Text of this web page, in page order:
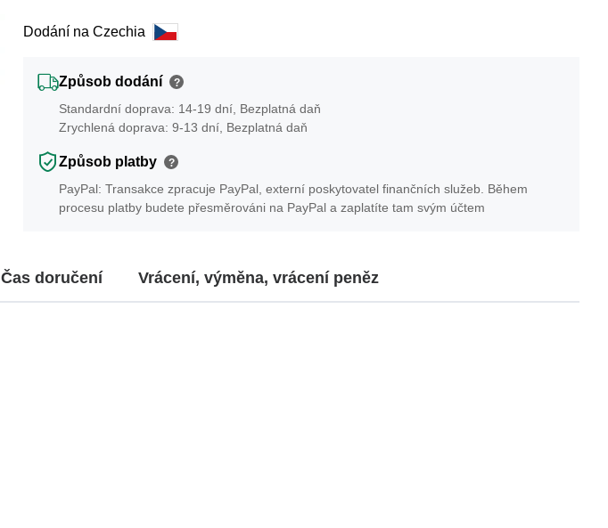
Dodání na Czechia
Způsob dodání ?
Standardní doprava: 14-19 dní, Bezplatná daň
Zrychlená doprava: 9-13 dní, Bezplatná daň
Způsob platby ?
PayPal: Transakce zpracuje PayPal, externí poskytovatel finančních služeb. Během
procesu platby budete přesměrováni na PayPal a zaplatíte tam svým účtem
Čas doručení Vrácení, výměna, vrácení peněz